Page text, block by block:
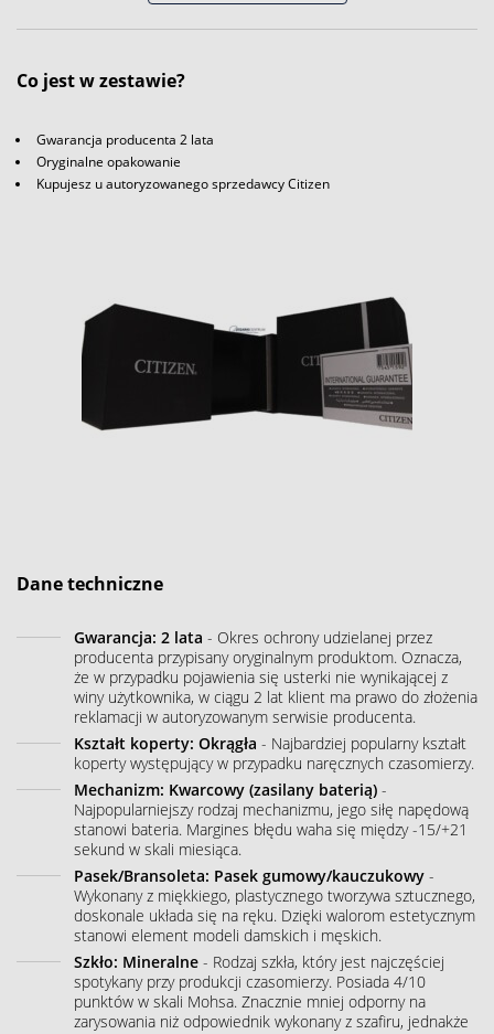
Co jest w zestawie?
Gwarancja producenta 2 lata
Oryginalne opakowanie
Kupujesz u autoryzowanego sprzedawcy Citizen
Dane techniczne
Gwarancja: 2 lata - Okres ochrony udzielanej przez
producenta przypisany oryginalnym produktom. Oznacza,
że w przypadku pojawienia się usterki nie wynikającej z
winy użytkownika, w ciągu 2 lat klient ma prawo do złożenia
reklamacji w autoryzowanym serwisie producenta.
Kształt koperty: Okrągła - Najbardziej popularny kształt
koperty występujący w przypadku naręcznych czasomierzy.
Mechanizm: Kwarcowy (zasilany baterią) -
Najpopularniejszy rodzaj mechanizmu, jego siłę napędową
stanowi bateria. Margines błędu waha się między -15/+21
sekund w skali miesiąca.
Pasek/Bransoleta: Pasek gumowy/kauczukowy -
Wykonany z miękkiego, plastycznego tworzywa sztucznego,
doskonale układa się na ręku. Dzięki walorom estetycznym
stanowi element modeli damskich i męskich.
Szkło: Mineralne - Rodzaj szkła, który jest najczęściej
spotykany przy produkcji czasomierzy. Posiada 4/10
punktów w skali Mohsa. Znacznie mniej odporny na
zarysowania niż odpowiednik wykonany z szafiru, jednakże